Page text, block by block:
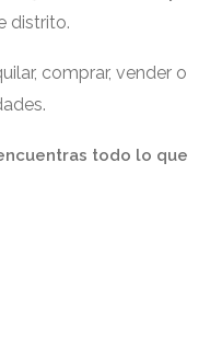
distrito.
comprar, vender o
todo lo que